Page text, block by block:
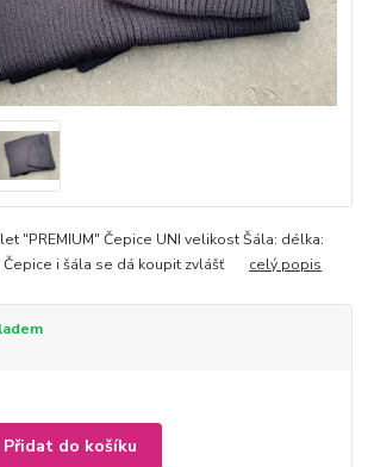
"PREMIUM" Čepice UNI velikost Šála: délka:
Čepice i šála se dá koupit zvlášť celý popis
Přidat do košíku